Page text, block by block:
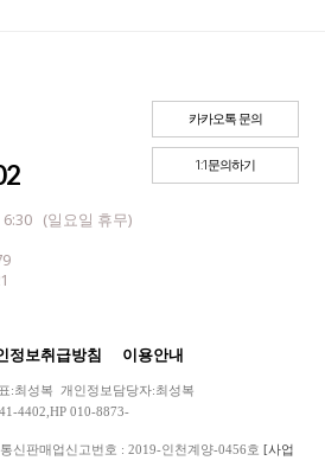
6:30 (일요일 휴무)
카카오톡 문의
1:1문의하기
정보취급방침 이용안내
:최성복 개인정보담당자:최성복
4402,HP 010-8873-
신판매업신고번호 : 2019-인천계양-0456호 [사업